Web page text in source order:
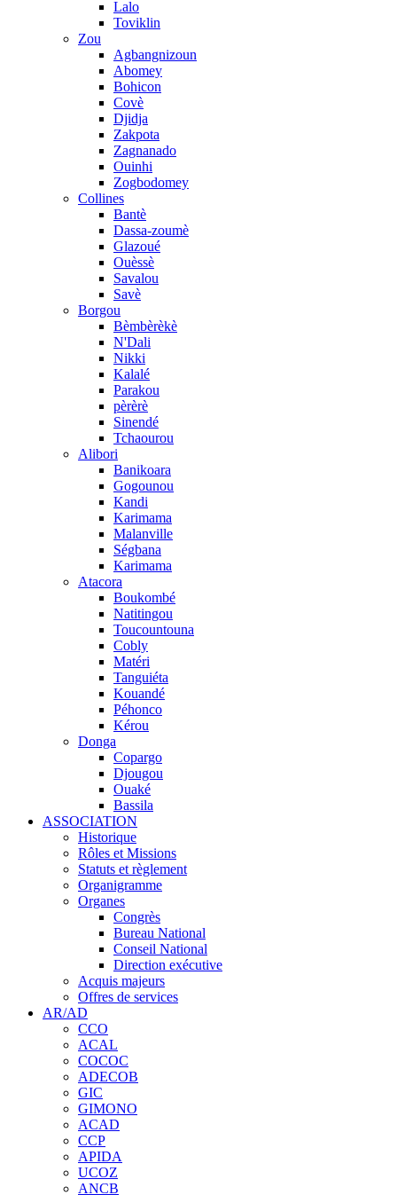
Lalo
Toviklin
Zou
Agbangnizoun
Abomey
Bohicon
Covè
Djidja
Zakpota
Zagnanado
Ouinhi
Zogbodomey
Collines
Bantè
Dassa-zoumè
Glazoué
Ouèssè
Savalou
Savè
Borgou
Bèmbèrèkè
N'Dali
Nikki
Kalalé
Parakou
pèrèrè
Sinendé
Tchaourou
Alibori
Banikoara
Gogounou
Kandi
Karimama
Malanville
Ségbana
Karimama
Atacora
Boukombé
Natitingou
Toucountouna
Cobly
Matéri
Tanguiéta
Kouandé
Péhonco
Kérou
Donga
Copargo
Djougou
Ouaké
Bassila
ASSOCIATION
Historique
Rôles et Missions
Statuts et règlement
Organigramme
Organes
Congrès
Bureau National
Conseil National
Direction exécutive
Acquis majeurs
Offres de services
AR/AD
CCO
ACAL
COCOC
ADECOB
GIC
GIMONO
ACAD
CCP
APIDA
UCOZ
ANCB